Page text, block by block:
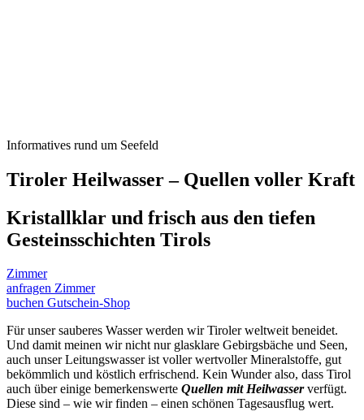
Informatives rund um Seefeld
Tiroler Heilwasser – Quellen voller Kraft
Kristallklar und frisch aus den tiefen
Gesteinsschichten Tirols
Zimmer
anfragen Zimmer
buchen Gutschein-Shop
Für unser sauberes Wasser werden wir Tiroler weltweit beneidet.
Und damit meinen wir nicht nur glasklare Gebirgsbäche und Seen,
auch unser Leitungswasser ist voller wertvoller Mineralstoffe, gut
bekömmlich und köstlich erfrischend. Kein Wunder also, dass Tirol
auch über einige bemerkenswerte Quellen mit Heilwasserverfügt.
Diese sind – wie wir finden – einen schönen Tagesausflug wert.